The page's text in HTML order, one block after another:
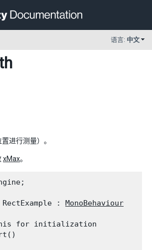
语言: 中文
进行测量）。
xMax。
: MonoBehaviour
for initialization